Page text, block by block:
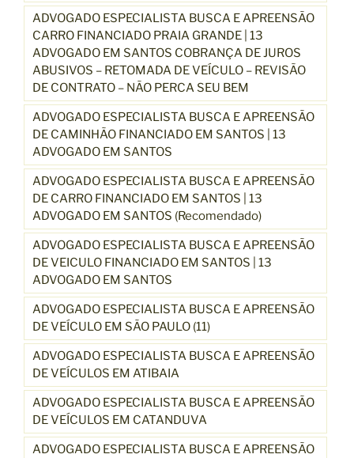
ADVOGADO ESPECIALISTA BUSCA E APREENSÃO
CARRO FINANCIADO PRAIA GRANDE | 13
ADVOGADO EM SANTOS COBRANÇA DE JUROS
ABUSIVOS – RETOMADA DE VEÍCULO – REVISÃO
DE CONTRATO – NÃO PERCA SEU BEM
ADVOGADO ESPECIALISTA BUSCA E APREENSÃO
DE CAMINHÃO FINANCIADO EM SANTOS | 13
ADVOGADO EM SANTOS
ADVOGADO ESPECIALISTA BUSCA E APREENSÃO
DE CARRO FINANCIADO EM SANTOS | 13
ADVOGADO EM SANTOS (Recomendado)
ADVOGADO ESPECIALISTA BUSCA E APREENSÃO
DE VEICULO FINANCIADO EM SANTOS | 13
ADVOGADO EM SANTOS
ADVOGADO ESPECIALISTA BUSCA E APREENSÃO
DE VEÍCULO EM SÃO PAULO (11)
ADVOGADO ESPECIALISTA BUSCA E APREENSÃO
DE VEÍCULOS EM ATIBAIA
ADVOGADO ESPECIALISTA BUSCA E APREENSÃO
DE VEÍCULOS EM CATANDUVA
ADVOGADO ESPECIALISTA BUSCA E APREENSÃO